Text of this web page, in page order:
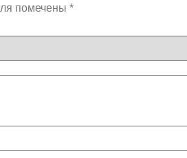
помечены *